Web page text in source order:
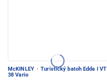
McKINLEY · Turistický batoh Edda I VT
38 Vario